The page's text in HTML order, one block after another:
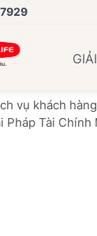
vụ khách hàng
Pháp Tài